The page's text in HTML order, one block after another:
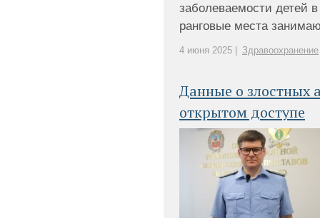
заболеваемости детей
ранговые места
4 июня 2025 | Здравоохранение
Данные о злостных
открытом доступе